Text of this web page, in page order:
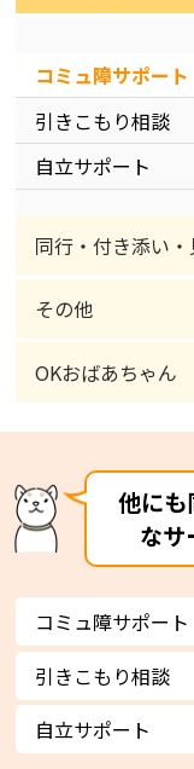
コミュ障サポート
引きこもり相談
自立サポート
同行・付き添い・
その他
OKおばあちゃん
他にも
なサ
コミュ障サポート
引きこもり相談
自立サポート